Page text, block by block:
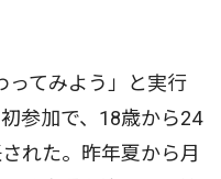
てみよう」と実行
参加で、18歳から24
れた。昨年夏から月